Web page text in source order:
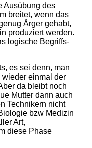
Ausübung des
breitet, wenn das
Ärger gehabt,
produziert werden.
logische Begriffs-
es sei denn, man
einmal der
da bleibt noch
Mutter dann auch
Technikern nicht
bzw Medizin
Art,
diese Phase